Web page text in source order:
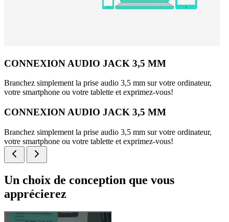
CONNEXION AUDIO JACK 3,5 MM
Branchez simplement la prise audio 3,5 mm sur votre ordinateur,
votre smartphone ou votre tablette et exprimez-vous!
CONNEXION AUDIO JACK 3,5 MM
Branchez simplement la prise audio 3,5 mm sur votre ordinateur,
votre smartphone ou votre tablette et exprimez-vous!
Un choix de conception que vous
apprécierez